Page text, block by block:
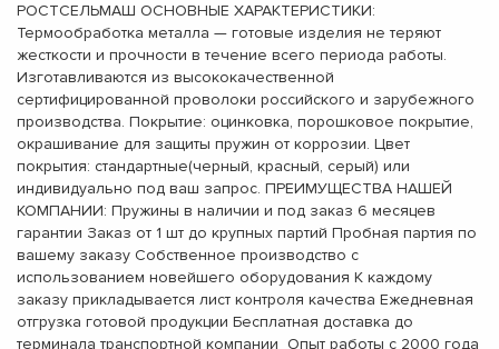
РОСТСЕЛЬМАШ ОСНОВНЫЕ ХАРАКТЕРИСТИКИ:
Термообработка металла — готовые изделия не теряют
жесткости и прочности в течение всего периода работы.
Изготавливаются из высококачественной
сертифицированной проволоки российского и зарубежного
производства. Покрытие: оцинковка, порошковое покрытие,
окрашивание для защиты пружин от коррозии. Цвет
покрытия: стандартные(черный, красный, серый) или
индивидуально под ваш запрос. ПРЕИМУЩЕСТВА НАШЕЙ
КОМПАНИИ: Пружины в наличии и под заказ 6 месяцев
гарантии Заказ от 1 шт до крупных партий Пробная партия по
вашему заказу Собственное производство с
использованием новейшего оборудования К каждому
заказу прикладывается лист контроля качества Ежедневная
отгрузка готовой продукции Бесплатная доставка до
терминала транспортной компании Опыт работы с 2000 года